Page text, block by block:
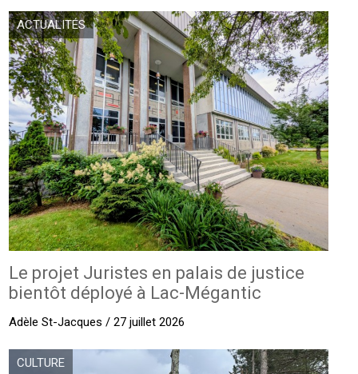
ACTUALITÉS
Le projet Juristes en palais de justice
bientôt déployé à Lac-Mégantic
Adèle St-Jacques / 27 juillet 2026
CULTURE